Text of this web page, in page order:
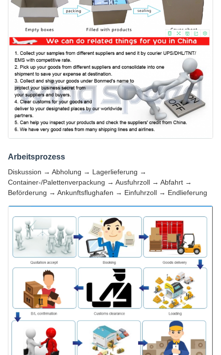
Arbeitsprozess
Diskussion → Abholung → Lagerlieferung →
Container-/Palettenverpackung → Ausfuhrzoll → Abfahrt →
Beförderung → Ankunftsflughafen → Einfuhrzoll → Endlieferung